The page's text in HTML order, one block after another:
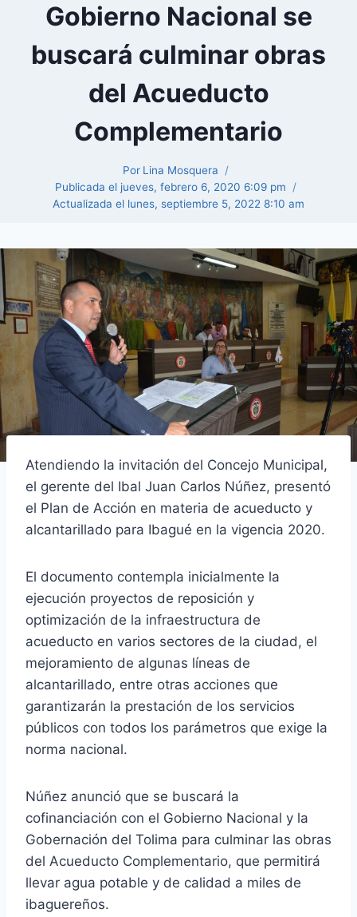
Gobierno Nacional se
buscará culminar obras
del Acueducto
Complementario
Por Lina Mosquera
Publicada el jueves, febrero 6, 2020 6:09 pm
Actualizada el lunes, septiembre 5, 2022 8:10 am
Atendiendo la invitación del Concejo Municipal,
el gerente del Ibal Juan Carlos Núñez, presentó
el Plan de Acción en materia de acueducto y
alcantarillado para Ibagué en la vigencia 2020.
El documento contempla inicialmente la
ejecución proyectos de reposición y
optimización de la infraestructura de
acueducto en varios sectores de la ciudad, el
mejoramiento de algunas líneas de
alcantarillado, entre otras acciones que
garantizarán la prestación de los servicios
públicos con todos los parámetros que exige la
norma nacional.
Núñez anunció que se buscará la
cofinanciación con el Gobierno Nacional y la
Gobernación del Tolima para culminar las obras
del Acueducto Complementario, que permitirá
llevar agua potable y de calidad a miles de
ibaguereños.